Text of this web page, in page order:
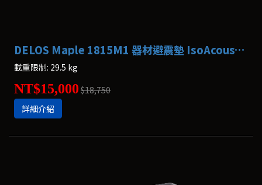
DELOS Maple 1815M1 器材避震墊 IsoAcoustics
載重限制: 29.5 kg
NT$15,000 $18,750
詳細介紹